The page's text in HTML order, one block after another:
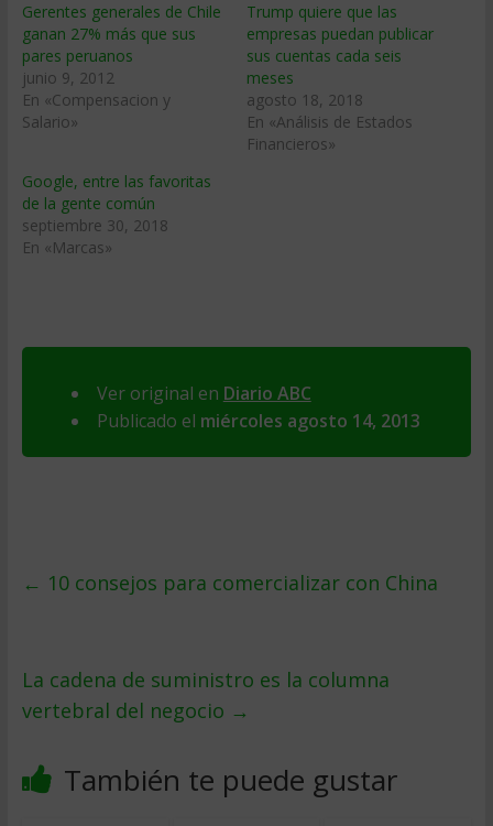
Gerentes generales de Chile
ganan 27% más que sus
pares peruanos
junio 9, 2012
En «Compensacion y
Salario»
Trump quiere que las
empresas puedan publicar
sus cuentas cada seis
meses
agosto 18, 2018
En «Análisis de Estados
Financieros»
Google, entre las favoritas
de la gente común
septiembre 30, 2018
En «Marcas»
Ver original en Diario ABC
Publicado el miércoles agosto 14, 2013
← 10 consejos para comercializar con China
La cadena de suministro es la columna
vertebral del negocio →
También te puede gustar